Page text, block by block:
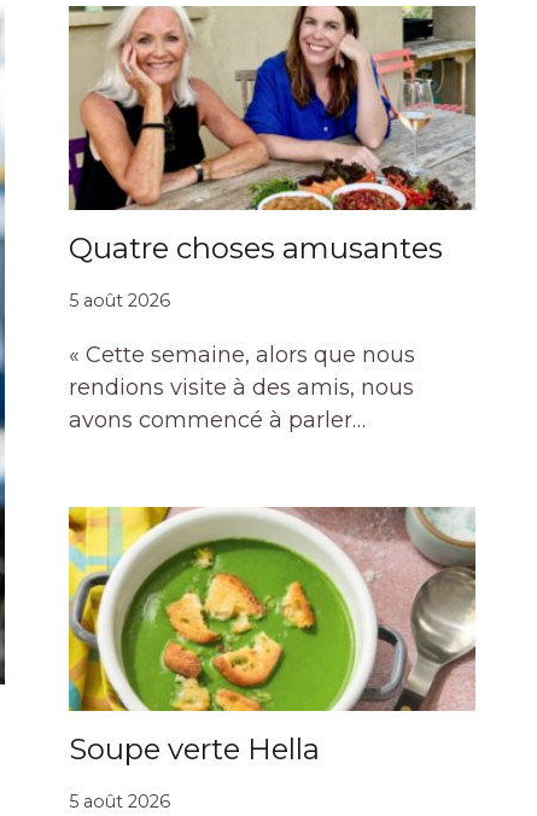
Quatre choses amusantes
5 août 2026
« Cette semaine, alors que nous
rendions visite à des amis, nous
avons commencé à parler…
Soupe verte Hella
5 août 2026